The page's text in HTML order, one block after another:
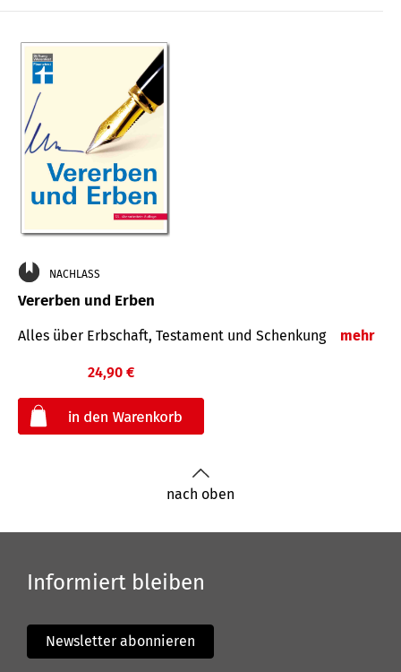
NACHLASS
Vererben und Erben
Alles über Erbschaft, Testament und Schenkung mehr
24,90 €
nach oben
Informiert bleiben
Newsletter abonnieren